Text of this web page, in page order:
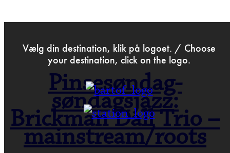
Vælg din destination, klik på logoet. / Choose
your destination, click on the logo.
Pinsesøndag-
søndagsjazz:
Brickman Dall Trio –
mainstream/roots